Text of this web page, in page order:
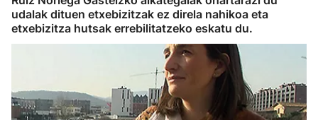
udalak dituen etxebizitzak ez direla nahikoa eta
etxebizitza hutsak errebilitatzeko eskatu du.